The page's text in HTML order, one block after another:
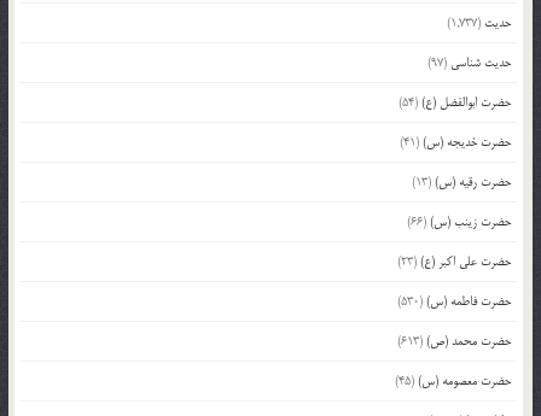
حدیث (1,737)
حدیث شناسی (97)
حضرت ابوالفضل (ع)(54)
حضرت خدیجه (س)(41)
حضرت رقیه (س)(13)
حضرت زینب (س)(66)
حضرت علی اکبر (ع)(23)
حضرت فاطمه (س)(530)
حضرت محمد (ص)(613)
حضرت معصومه (س)(45)